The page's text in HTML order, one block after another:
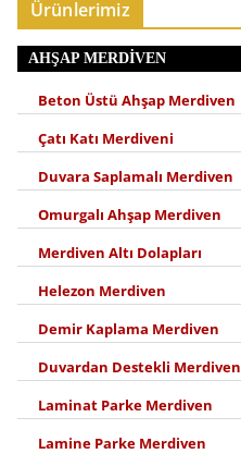
Ürünlerimiz
AHŞAP MERDIVEN
Beton Üstü Ahşap Merdiven
Çatı Katı Merdiveni
Duvara Saplamalı Merdiven
Omurgalı Ahşap Merdiven
Merdiven Altı Dolapları
Helezon Merdiven
Demir Kaplama Merdiven
Duvardan Destekli Merdiven
Laminat Parke Merdiven
Lamine Parke Merdiven